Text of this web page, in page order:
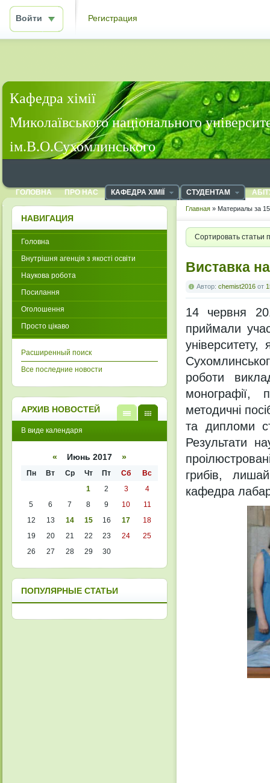
Войти Регистрация
Кафедра хімії
Миколаївського національного
ім.В.О.Сухомлинського
ГОЛОВНА ПРО НАС КАФЕДРА ХІМІЇ СТУДЕНТАМ
Главная » Материалы за
Сортировать статьи
Виставка
Автор: chemist2016 от
14 червня
приймали
роботи
монографії,
методичні
та дипломи
Результати
грибів,
кафедра
НАВИГАЦИЯ
Головна
Внутрішня агенція з якості освіти
Наукова робота
Посилання
Оголошення
Просто цікаво
Расширенный поиск
Все последние новости
АРХИВ НОВОСТЕЙ
кален
списк
В виде календаря
« Июнь 2017 »
Пн Вт Ср Чт Пт Сб
Вс
1
2 3
4
5
6 7 8 9 10
11
12
13 14 15 16 17
18
19
20 21 22 23 24
25
26
27 28 29 30
ПОПУЛЯРНЫЕ СТАТЬИ